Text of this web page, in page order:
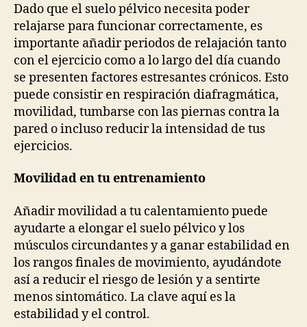
Dado que el suelo pélvico necesita poder
relajarse para funcionar correctamente, es
importante añadir periodos de relajación tanto
con el ejercicio como a lo largo del día cuando
se presenten factores estresantes crónicos. Esto
puede consistir en respiración diafragmática,
movilidad, tumbarse con las piernas contra la
pared o incluso reducir la intensidad de tus
ejercicios.
Movilidad en tu entrenamiento
Añadir movilidad a tu calentamiento puede
ayudarte a elongar el suelo pélvico y los
músculos circundantes y a ganar estabilidad en
los rangos finales de movimiento, ayudándote
así a reducir el riesgo de lesión y a sentirte
menos sintomático. La clave aquí es la
estabilidad y el control.